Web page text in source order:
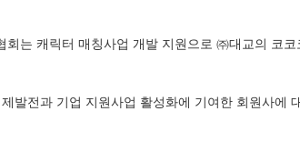
회는 캐릭터 매칭사업 개발 지원으로 ㈜대교의 코
발전과 기업 지원사업 활성화에 기여한 회원사에